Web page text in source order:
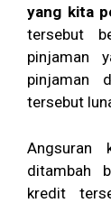
yang kita
tersebut
pinjaman
pinjaman
tersebut
Angsuran
ditambah
kredit